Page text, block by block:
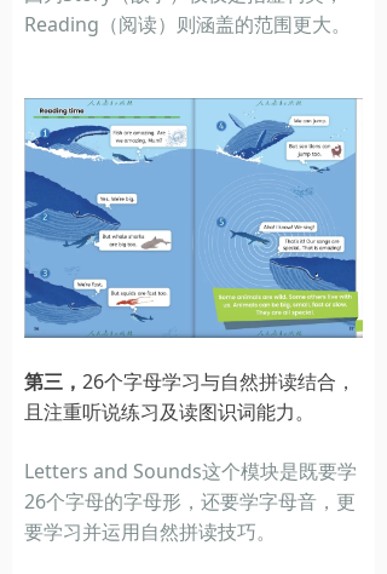
Reading（阅读）则涵盖的范围更大。
第三， 26个字母学习与自然拼读结合，
且注重听说练习及读图识词能力。
Letters and Sounds这个模块是既要学
26个字母的字母形，还要学字母音，更
要学习并运用自然拼读技巧。